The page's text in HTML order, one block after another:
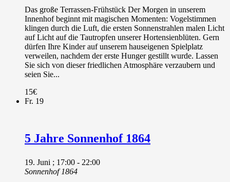
Das große Terrassen-Frühstück Der Morgen in unserem
Innenhof beginnt mit magischen Momenten: Vogelstimmen
klingen durch die Luft, die ersten Sonnenstrahlen malen Licht
auf Licht auf die Tautropfen unserer Hortensienblüten. Gern
dürfen Ihre Kinder auf unserem hauseigenen Spielplatz
verweilen, nachdem der erste Hunger gestillt wurde. Lassen
Sie sich von dieser friedlichen Atmosphäre verzaubern und
seien Sie...
15€
Fr. 19
5 Jahre Sonnenhof 1864
19. Juni ; 17:00 - 22:00
Sonnenhof 1864